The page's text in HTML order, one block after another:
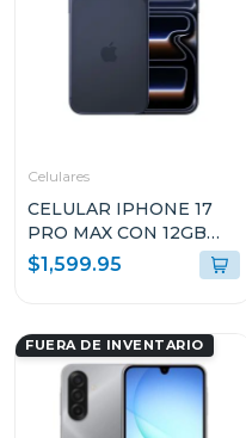
Celulares
CELULAR IPHONE 17
PRO MAX CON 12GB
RAM 256GB AZUL
INTENSO MFYP4BEA
$1,599.95
FUERA DE INVENTARIO